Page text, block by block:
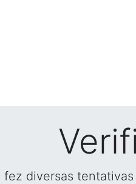
fez diversas